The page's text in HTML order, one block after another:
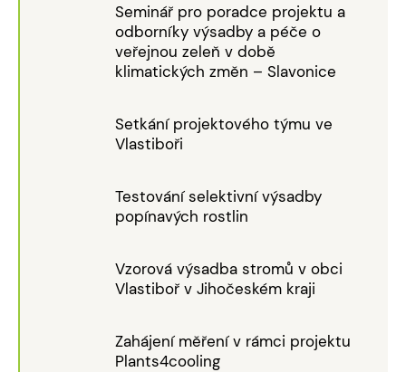
Seminář pro poradce projektu a
odborníky výsadby a péče o
veřejnou zeleň v době
klimatických změn – Slavonice
Setkání projektového týmu ve
Vlastiboři
Testování selektivní výsadby
popínavých rostlin
Vzorová výsadba stromů v obci
Vlastiboř v Jihočeském kraji
Zahájení měření v rámci projektu
Plants4cooling